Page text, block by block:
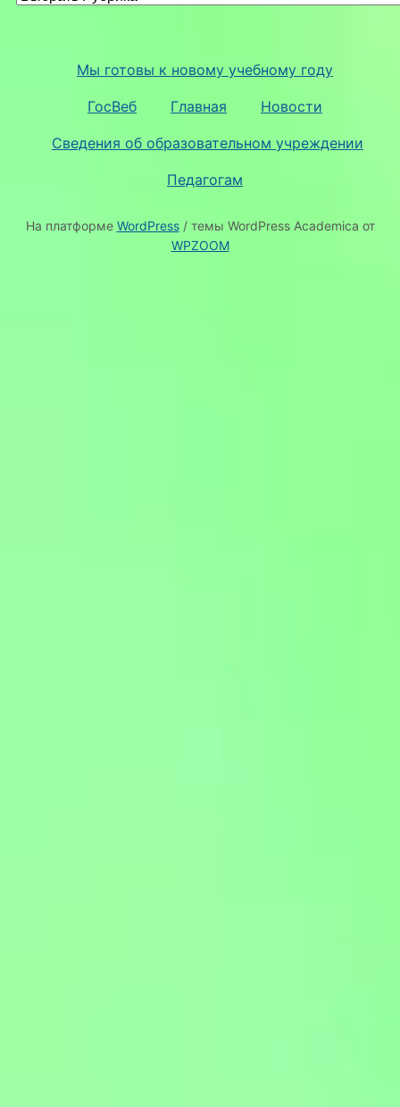
Мы готовы к новому учебному году
ГосВеб Главная Новости
Сведения об образовательном учреждении
Педагогам
На платформе WordPress/ темы WordPress Academica от
WPZOOM